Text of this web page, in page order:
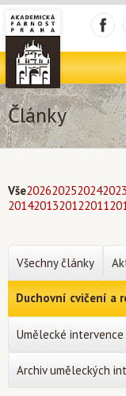
Články
Vše2026202520242023
2014201320122011
Všechny články
Duchovní cvičení a
Umělecké
Archiv uměleckých